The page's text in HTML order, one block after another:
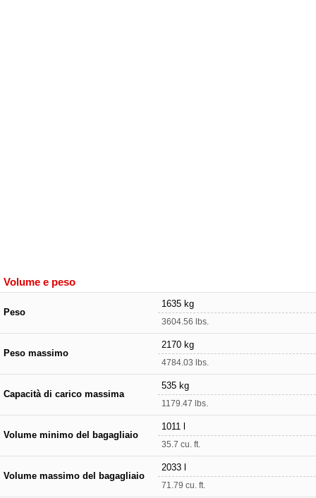
Volume e peso
Peso
1635 kg
3604.56 lbs.
Peso massimo
2170 kg
4784.03 lbs.
Capacità di carico massima
535 kg
1179.47 lbs.
Volume minimo del bagagliaio
1011 l
35.7 cu. ft.
Volume massimo del bagagliaio
2033 l
71.79 cu. ft.